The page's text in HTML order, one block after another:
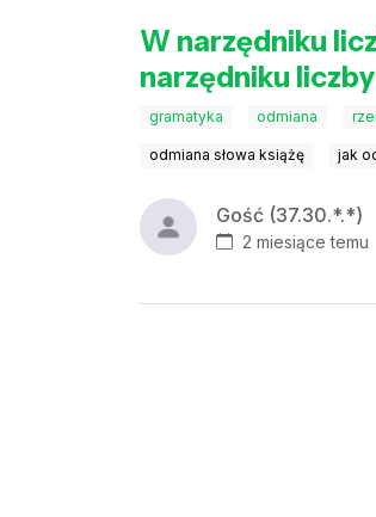
W narzędniku
narzędniku
gramatyka odmiana
odmiana słowa książę jak
Gość (37.30.*.*)
2 miesiące temu